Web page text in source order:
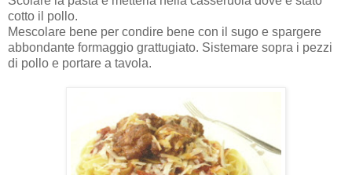
cotto il pollo.
Mescolare bene per condire bene con il sugo e spargere
abbondante formaggio grattugiato. Sistemare sopra i pezzi
di pollo e portare a tavola.